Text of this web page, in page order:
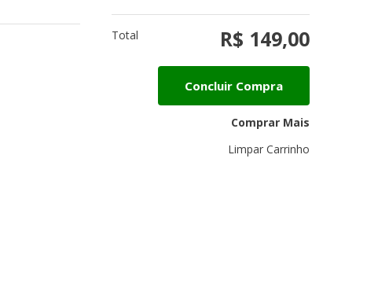
Total R$ 149,00
Concluir Compra
Comprar Mais
Limpar Carrinho